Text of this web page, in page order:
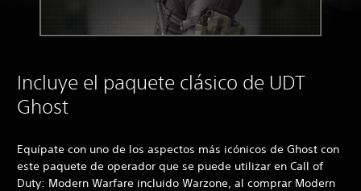
Incluye el paquete clásico de UDT
Ghost
Equípate con uno de los aspectos más icónicos de Ghost con
este paquete de operador que se puede utilizar en Call of
Duty: Modern Warfare incluido Warzone, al comprar Modern